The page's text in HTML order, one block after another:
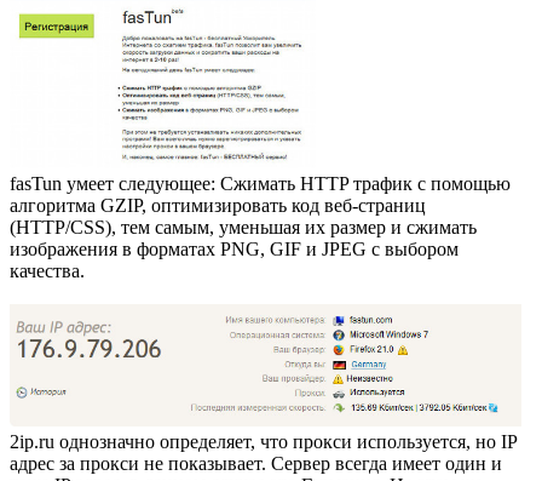
fasTun умеет следующее: Сжимать HTTP трафик с помощью
алгоритма GZIP, оптимизировать код веб-страниц
(HTTP/CSS), тем самым, уменьшая их размер и сжимать
изображения в форматах PNG, GIF и JPEG с выбором
качества.
2ip.ru однозначно определяет, что прокси используется, но IP
адрес за прокси не показывает. Сервер всегда имеет один и